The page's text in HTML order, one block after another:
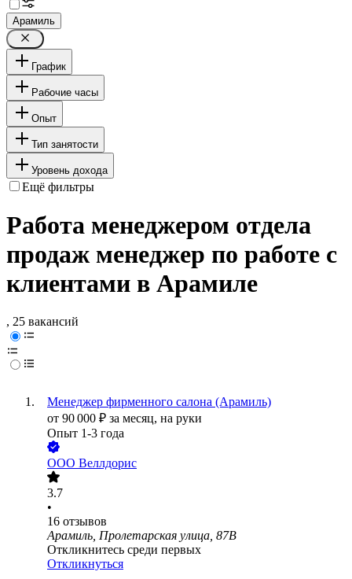
Арамиль
График
Рабочие часы
Опыт
Тип занятости
Уровень дохода
Ещё фильтры
Работа менеджером отдела
продаж менеджер по работе с
клиентами в Арамиле
, 25 вакансий
Менеджер фирменного салона (Арамиль)
от 90 000 ₽ за месяц, на руки
Опыт 1-3 года
ООО Веллдорис
3.7
•
16 отзывов
Арамиль, Пролетарская улица, 87В
Откликнитесь среди первых
Откликнуться